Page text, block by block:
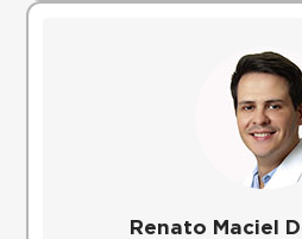
Renato Maciel